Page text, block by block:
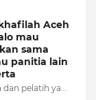
Aceh
mau
sama
panitia lain
pelatih ya...